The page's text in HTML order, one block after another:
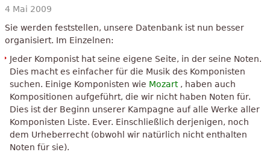
4 Mai 2009
Sie werden feststellen, unsere Datenbank ist nun besser
organisiert. Im Einzelnen:
Jeder Komponist hat seine eigene Seite, in der seine Noten.
Dies macht es einfacher für die Musik des Komponisten
suchen. Einige Komponisten wie Mozart, haben auch
Kompositionen aufgeführt, die wir nicht haben Noten für.
Dies ist der Beginn unserer Kampagne auf alle Werke aller
Komponisten Liste. Ever. Einschließlich derjenigen, noch
dem Urheberrecht (obwohl wir natürlich nicht enthalten
Noten für sie).